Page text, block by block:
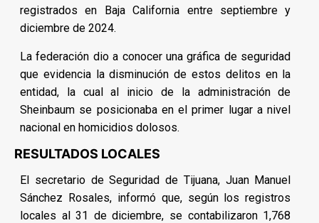
registrados en Baja California entre septiembre y
diciembre de 2024.
La federación dio a conocer una gráfica de seguridad
que evidencia la disminución de estos delitos en la
entidad, la cual al inicio de la administración de
Sheinbaum se posicionaba en el primer lugar a nivel
nacional en homicidios dolosos.
RESULTADOS LOCALES
El secretario de Seguridad de Tijuana, Juan Manuel
Sánchez Rosales, informó que, según los registros
locales al 31 de diciembre, se contabilizaron 1,768